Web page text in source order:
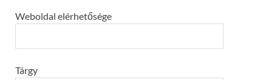
Weboldal elérhetősége
Tárgy